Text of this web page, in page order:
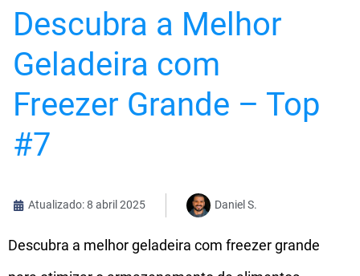
Descubra a Melhor
Geladeira com
Freezer Grande – Top
#7
Atualizado: 8 abril 2025 Daniel S.
Descubra a melhor geladeira com freezer grande